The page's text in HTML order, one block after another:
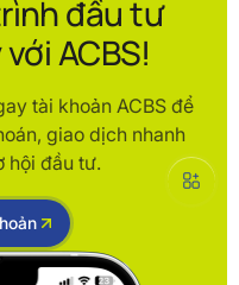
đầu tư
ACBS!
tài khoản ACBS để
giao dịch nhanh
hội đầu tư.